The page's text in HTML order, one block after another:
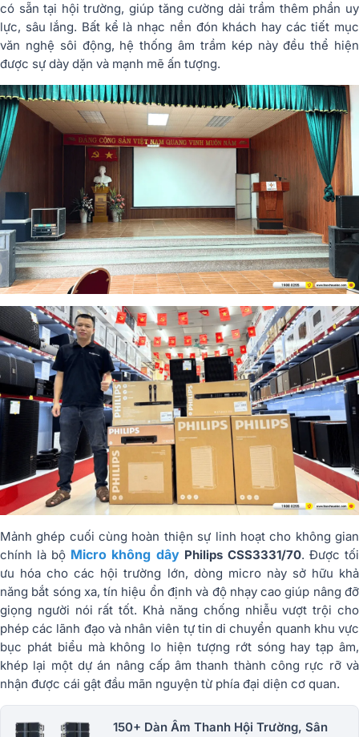
có sẵn tại hội trường, giúp tăng cường dải trầm thêm phần uy
lực, sâu lắng. Bất kể là nhạc nền đón khách hay các tiết mục
văn nghệ sôi động, hệ thống âm trầm kép này đều thể hiện
được sự dày dặn và mạnh mẽ ấn tượng.
Mảnh ghép cuối cùng hoàn thiện sự linh hoạt cho không gian
chính là bộ Micro không dâyPhilips CSS3331/70. Được tối
ưu hóa cho các hội trường lớn, dòng micro này sở hữu khả
năng bắt sóng xa, tín hiệu ổn định và độ nhạy cao giúp nâng đỡ
giọng người nói rất tốt. Khả năng chống nhiễu vượt trội cho
phép các lãnh đạo và nhân viên tự tin di chuyển quanh khu vực
bục phát biểu mà không lo hiện tượng rớt sóng hay tạp âm,
khép lại một dự án nâng cấp âm thanh thành công rực rỡ và
nhận được cái gật đầu mãn nguyện từ phía đại diện cơ quan.
150+ Dàn Âm Thanh Hội Trường, Sân